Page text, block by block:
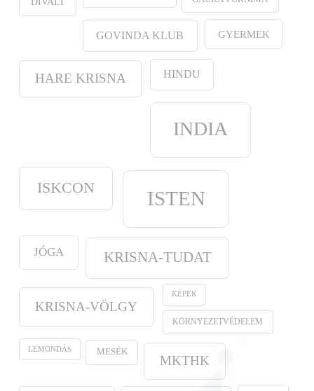
GOVINDA KLUB GYERMEK
HARE KRISNA HINDU
INDIA
ISKCON ISTEN
JÓGA KRISNA-TUDAT
KRISNA-VÖLGY
KÉPEK
KÖRNYEZETVÉDELEM
LEMONDÁS MESÉK
MKTHK